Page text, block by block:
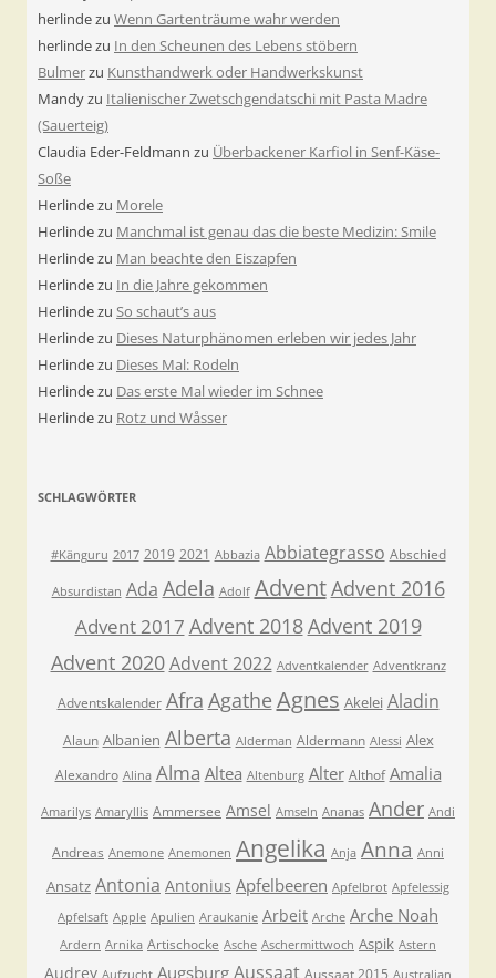
herlindezu Wenn Gartenträume wahr werden
herlindezu In den Scheunen des Lebens stöbern
Bulmerzu Kunsthandwerk oder Handwerkskunst
Mandyzu Italienischer Zwetschgendatschi mit Pasta Madre
(Sauerteig)
Claudia Eder-Feldmann zu Überbackener Karfiol in Senf-Käse-
Soße
Herlindezu Morele
Herlindezu Manchmal ist genau das die beste Medizin: Smile
Herlindezu Man beachte den Eiszapfen
Herlindezu In die Jahre gekommen
Herlindezu So schaut’s aus
Herlindezu Dieses Naturphänomen erleben wir jedes Jahr
Herlindezu Dieses Mal: Rodeln
Herlindezu Das erste Mal wieder im Schnee
Herlindezu Rotz und Wåsser
SCHLAGWÖRTER
#Känguru 2017 2019 2021 Abbazia Abbiategrasso Abschied
Absurdistan Ada Adela Adolf AdventAdvent 2016
Advent 2017 Advent 2018Advent 2019
Advent 2020 Advent 2022 Adventkalender Adventkranz
Adventskalender Afra Agathe Agnes Akelei Aladin
Alaun Albanien Alberta Alderman Aldermann Alessi Alex
Alexandro Alina Alma Altea Altenburg Alter Althof Amalia
Amarilys Amaryllis Ammersee Amsel Amseln Ananas Ander Andi
Andreas Anemone Anemonen Angelika Anja Anna Anni
Ansatz Antonia Antonius Apfelbeeren Apfelbrot Apfelessig
Apfelsaft Apple Apulien Araukanie Arbeit Arche Arche Noah
Ardern Arnika Artischocke Asche Aschermittwoch Aspik Astern
Audrey Augsburg Aussaat